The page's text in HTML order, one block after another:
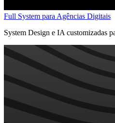
Full System para Agências Digitais
System Design e IA customizadas